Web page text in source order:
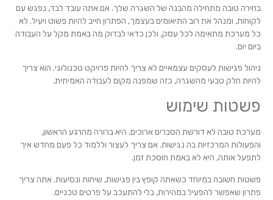
בחירה טובה מתחילה מהבנה של השגרה שלך. אם אתה עובד לבד, נפגש עם
לקוחות, ומנהל את רוב התיאומים בעצמך, הפתרון חייב להיות פשוט ויעיל. לא
כל מערכת מתאימה לכל עסק, ולכן כדאי לבדוק מה באמת מקל על העבודה
ביום יום.
ניהול פגישות לעסקים עצמאיים לא צריך להיות פרויקט טכנולוגי. הוא צריך
להיות חלק טבעי מהשגרה, כזה שמפנה מקום לעבודה האמיתית.
פשטות שימוש
מערכת טובה לא דורשת הסברים ארוכים. היא ברורה מהרגע הראשון,
והפעולות המרכזיות בה נגישות. אם צריך לעצור וללמוד כל פעם מחדש איך
לתפעל אותה, היא לא באמת חוסכת זמן.
פשטות חשובה במיוחד כשאתה קופץ בין פגישות, שיחות ונסיעות. אתה צריך
פתרון שאפשר להפעיל במהירות, בלי להתעכב על פרטים טכניים.